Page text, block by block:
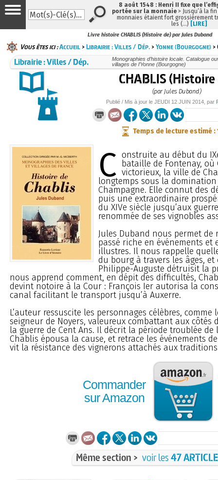
Livre histoire CHABLIS (Histoire de) par Jules Duband
Vous êtes ici :Accueil >Librairie : Villes / Dép. >Yonne (Bourgogne) >
Librairie : Villes / Dép.
Monographies d’histoire locale. Catalogue
villages de l’Yonne (Bourgogne)
CHABLIS
(par Jules Duband)
Publié / Mis à jour le JEUDI 12 JUIN 2014, par
Temps de lecture estimé :
C onstruite au début du
bataille de Fontenay,
victorieux, la ville de
longtemps sous la domination
Champagne. Elle connut des
puis une extraordinaire
du XIVe siècle jusqu’aux
renommée de ses vignobles
Jules Duband nous permet de
passé riche en événements et
illustres. Il nous rappelle
du bourg à travers les âges, et
Philippe-Auguste détruisit la
nous apprend comment, en dépit des difficultés,
devint notoire à la Cour : François Ier autorisa la
canal facilitant le transport jusqu’à Auxerre.
L’auteur ressuscite les personnages célèbres, comme
seigneur de Noyers, valeureux combattant aux côtés
la guerre de Cent Ans. Il décrit la période troublée de
Chablis épousa la cause, et retrace les événements
vit la résistance des vignerons attachés aux
Commander
sur Amazon
Même section > voir les47
8 août 1548 : Henri II fixe que
portée sur la monnaie > Jusqu’à la
monnaies étaient fort grossièrement
les (…) [LIRE]